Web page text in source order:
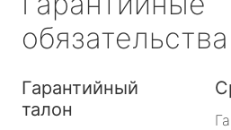
обязательства
Гарантийный
талон